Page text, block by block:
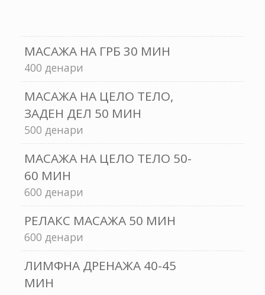
МАСАЖА НА ГРБ 30 МИН
400 денари
МАСАЖА НА ЦЕЛО ТЕЛО,
ЗАДЕН ДЕЛ 50 МИН
500 денари
МАСАЖА НА ЦЕЛО ТЕЛО 50-
60 МИН
600 денари
РЕЛАКС МАСАЖА 50 МИН
600 денари
ЛИМФНА ДРЕНАЖА 40-45
МИН